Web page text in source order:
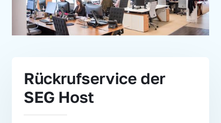
Rückrufservice der
SEG Host